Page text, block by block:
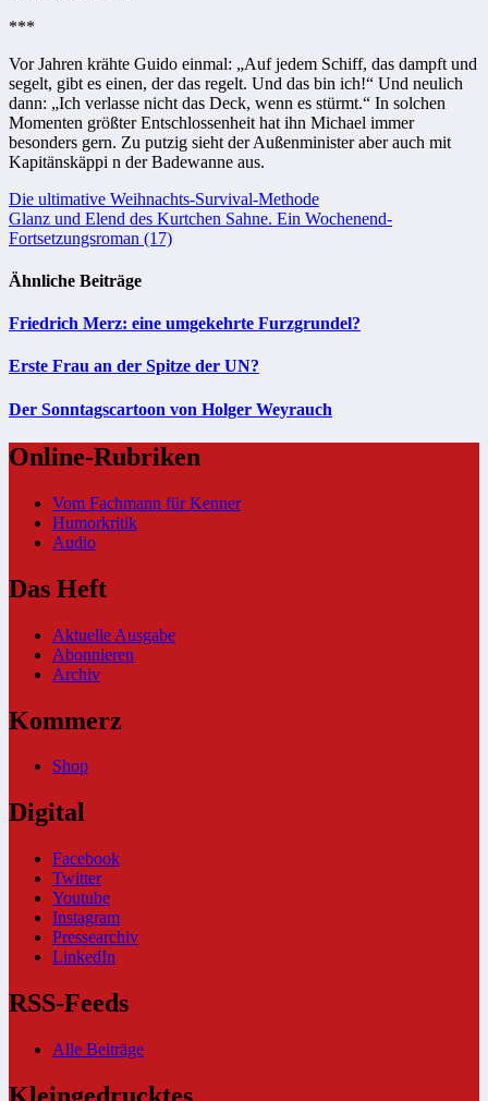
***
Vor Jahren krähte Guido einmal: „Auf jedem Schiff, das dampft und
segelt, gibt es einen, der das regelt. Und das bin ich!“ Und neulich
dann: „Ich verlasse nicht das Deck, wenn es stürmt.“ In solchen
Momenten größter Entschlossenheit hat ihn Michael immer
besonders gern. Zu putzig sieht der Außenminister aber auch mit
Kapitänskäppi n der Badewanne aus.
Beitragsnavigation
Die ultimative Weihnachts-Survival-Methode
Glanz und Elend des Kurtchen Sahne. Ein Wochenend-
Fortsetzungsroman (17)
Ähnliche Beiträge
Friedrich Merz: eine umgekehrte Furzgrundel?
Erste Frau an der Spitze der UN?
Der Sonntagscartoon von Holger Weyrauch
Online-Rubriken
Vom Fachmann für Kenner
Humorkritik
Audio
Das Heft
Aktuelle Ausgabe
Abonnieren
Archiv
Kommerz
Shop
Digital
Facebook
Twitter
Youtube
Instagram
Pressearchiv
LinkedIn
RSS-Feeds
Alle Beiträge